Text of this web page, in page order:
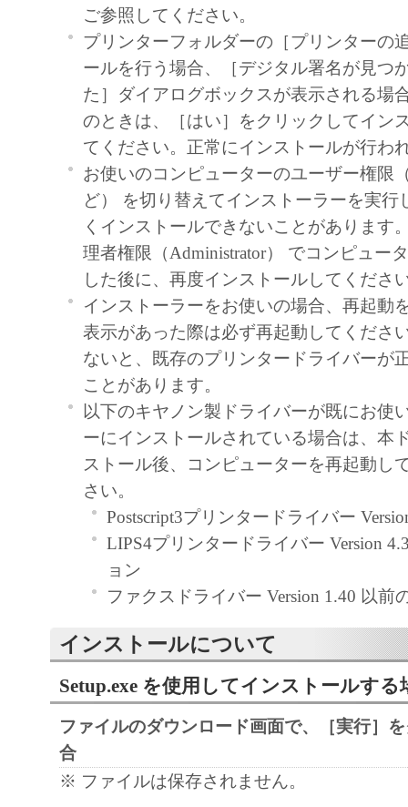
to do so.
3. COPYRIGHT NOTICE
You shall not modify, remove or delete any
Canon or its licensors contained in the
any copy thereof.
4. OWNERSHIP
Canon and its licensors retain in all respects the
and intellectual property rights in and to the
as expressly provided herein, no license or
implied, is hereby conveyed or granted by
intellectual property of Canon and its licensors.
5. EXPORT CONTROL
You agree to comply with all export laws and
regulations of the country involved, and not to
export, directly or indirectly, the SOFTWARE
such laws, restrictions and regulations, or
approvals.
6. SUPPORT AND UPDATE
NEITHER CANON, CANON'S
AFFILIATES, THEIR DISTRIBUTORS, OR
CANON'S LICENSORS ARE
MAINTAINING OR HELPING YOU TO
SOFTWARE, OR PROVIDING YOU WITH
7. DISCLAIMER OF WARRANTIES AND
[NO WARRANTY] THE SOFTWARE IS
WITHOUT WARRANTY OF ANY KIND,
EXPRESSED OR IMPLIED, INCLUDING,
LIMITED TO THE IMPLIED WARRANTIES
MERCHANTABILITY AND FITNESS FOR
ご参照してください。
プリンターフォルダーの［プリンターの
ールを行う場合、［デジタル署名が見つ
た］ダイアログボックスが表示される場
のときは、［はい］をクリックしてイン
てください。正常にインストールが行わ
お使いのコンピューターのユーザー権限
ど） を切り替えてインストーラーを実行
くインストールできないことがあります
理者権限（Administrator） でコンピュー
した後に、再度インストールしてくださ
インストーラーをお使いの場合、再起動
表示があった際は必ず再起動してくださ
ないと、既存のプリンタードライバーが
ことがあります。
以下のキヤノン製ドライバーが既にお使
ーにインストールされている場合は、本
ストール後、コンピューターを再起動し
さい。
Postscript3プリンタードライバー
LIPS4プリンタードライバー Version
ョン
ファクスドライバー Version 1.40 以前
インストールについて
Setup.exe を使用してインストールする
ファイルのダウンロード画面で、［実行］
合
※ ファイルは保存されません。